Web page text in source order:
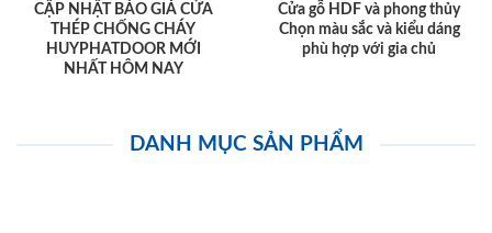
CẬP NHẬT BÁO GIÁ CỬA
THÉP CHỐNG CHÁY
HUYPHATDOOR MỚI
NHẤT HÔM NAY
Cửa gỗ HDF và phong thủy
Chọn màu sắc và kiểu dáng
phù hợp với gia chủ
DANH MỤC SẢN PHẨM